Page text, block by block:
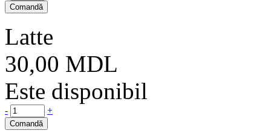
Comandă
Latte
30,00 MDL
Este disponibil
- +
Comandă